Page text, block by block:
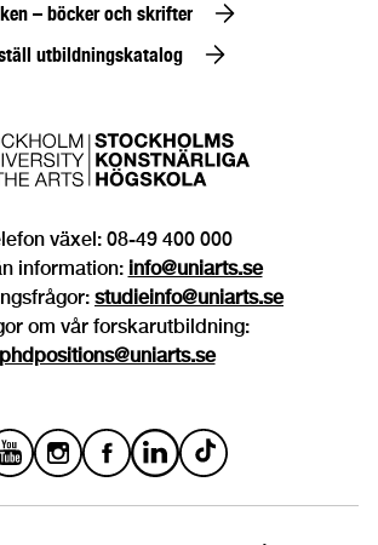
– böcker och skrifter
utbildningskatalog
växel: 08-49 400 000
information: info@uniarts.se
studieinfo@uniarts.se
om vår forskarutbildning:
phdpositions@uniarts.se